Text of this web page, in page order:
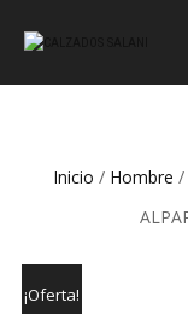
Inicio / Hombre /
¡Oferta!